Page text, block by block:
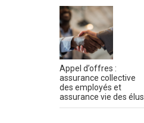
Appel d’offres :
assurance collective
des employés et
assurance vie des élus